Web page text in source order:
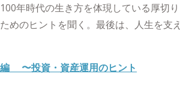
年時代の生き方を体現している厚切
めのヒントを聞く。最後は、人生を支
〜投資・資産運用のヒント